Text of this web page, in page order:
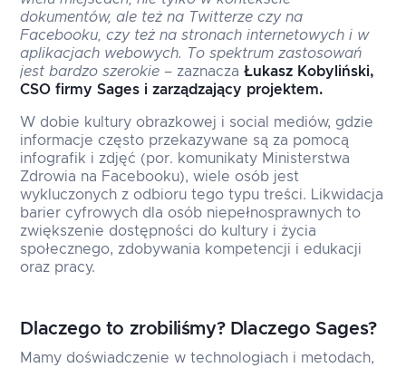
dokumentów, ale też na Twitterze czy na
Facebooku, czy też na stronach internetowych i w
aplikacjach webowych. To spektrum zastosowań
jest bardzo szerokie – zaznaczaŁukasz Kobyliński,
CSO firmy Sages i zarządzający projektem.
W dobie kultury obrazkowej i social mediów, gdzie
informacje często przekazywane są za pomocą
infografik i zdjęć (por. komunikaty Ministerstwa
Zdrowia na Facebooku), wiele osób jest
wykluczonych z odbioru tego typu treści. Likwidacja
barier cyfrowych dla osób niepełnosprawnych to
zwiększenie dostępności do kultury i życia
społecznego, zdobywania kompetencji i edukacji
oraz pracy.
Dlaczego to zrobiliśmy? Dlaczego Sages?
Mamy doświadczenie w technologiach i metodach,